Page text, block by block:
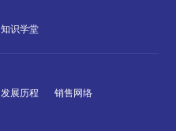
知识学堂
发展历程
销售网络